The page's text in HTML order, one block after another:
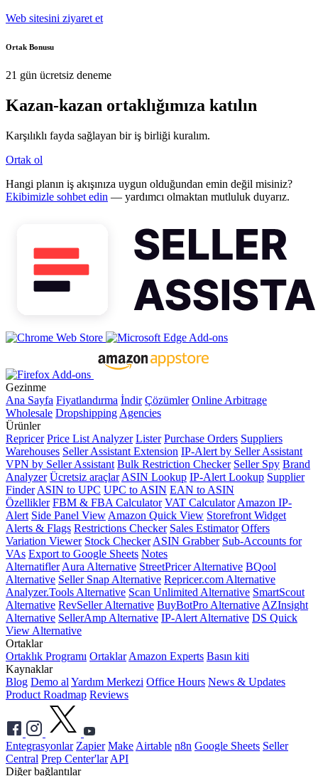
Web sitesini ziyaret et
Ortak Bonusu
21 gün ücretsiz deneme
Kazan-kazan ortaklığımıza katılın
Karşılıklı fayda sağlayan bir iş birliği kuralım.
Ortak ol
Hangi planın iş akışınıza uygun olduğundan emin değil misiniz?
Ekibimizle sohbet edin — yardımcı olmaktan mutluluk duyarız.
Gezinme
Ana Sayfa Fiyatlandırma İndir Çözümler Online Arbitrage
Wholesale Dropshipping Agencies
Ürünler
Repricer Price List Analyzer Lister Purchase Orders Suppliers
Warehouses Seller Assistant Extension IP-Alert by Seller Assistant
VPN by Seller Assistant Bulk Restriction Checker Seller Spy Brand
Analyzer Ücretsiz araçlar ASIN Lookup IP-Alert Lookup Supplier
Finder ASIN to UPC UPC to ASIN EAN to ASIN
Özellikler FBM & FBA Calculator VAT Calculator Amazon IP-
Alert Side Panel View Amazon Quick View Storefront Widget
Alerts & Flags Restrictions Checker Sales Estimator Offers
Variation Viewer Stock Checker ASIN Grabber Sub-Accounts for
VAs Export to Google Sheets Notes
Alternatifler Aura Alternative StreetPricer Alternative BQool
Alternative Seller Snap Alternative Repricer.com Alternative
Analyzer.Tools Alternative Scan Unlimited Alternative SmartScout
Alternative RevSeller Alternative BuyBotPro Alternative AZInsight
Alternative SellerAmp Alternative IP-Alert Alternative DS Quick
View Alternative
Ortaklar
Ortaklık Programı Ortaklar Amazon Experts Basın kiti
Kaynaklar
Blog Demo al Yardım Merkezi Office Hours News & Updates
Product Roadmap Reviews
Entegrasyonlar Zapier Make Airtable n8n Google Sheets Seller
Central Prep Center'lar API
Diğer bağlantılar